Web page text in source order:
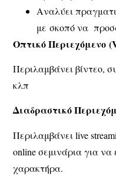
Αναλύει
με σκοπό να
Οπτικό Περιεχόμενο (
Περιλαμβάνει βίντεο,
κλπ
Διαδραστικό
Περιλαμβάνει live
online σεμινάρια για
χαρακτήρα.